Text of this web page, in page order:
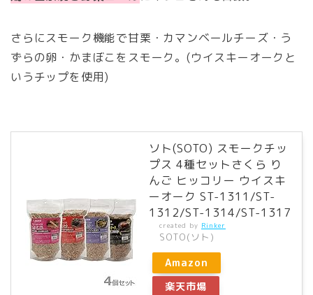
さらにスモーク機能で甘栗・カマンベールチーズ・う
ずらの卵・かまぼこをスモーク。(ウイスキーオークと
いうチップを使用)
ソト(SOTO) スモークチッ
プス 4種セットさくら り
んご ヒッコリー ウイスキ
ーオーク ST-1311/ST-
1312/ST-1314/ST-1317
created by Rinker
SOTO(ソト)
Amazon
楽天市場